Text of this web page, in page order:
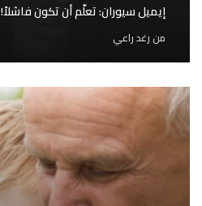
إيميل سيوران: تعلّم أن تكون فاشلاً!
من رغد راعي